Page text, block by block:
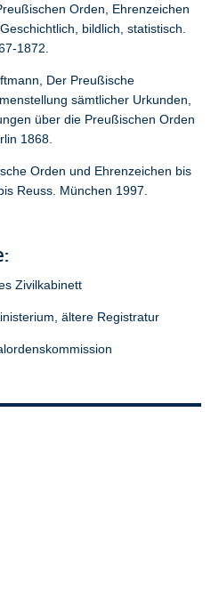
Orden, Ehrenzeichen
bildlich, statistisch.
1872.
Der Preußische
sämtlicher Urkunden,
über die Preußischen Orden
1868.
Orden und Ehrenzeichen bis
Reuss. München 1997.
Zivilkabinett
ältere Registratur